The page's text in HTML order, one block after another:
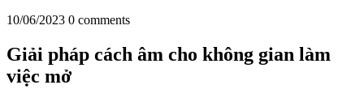
10/06/2023 0 comments
Giải pháp cách âm cho không gian làm
việc mở